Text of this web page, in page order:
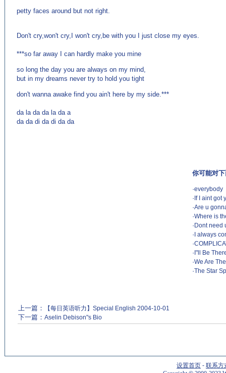
petty faces around but not right.
Don't cry,won't cry,I won't cry,be with you I just close my eyes.
***so far away I can hardly make you mine
so long the day you are always on my mind,
but in my dreams never try to hold you tight
don't wanna awake find you ain't here by my side.***
da la da da la da a
da da di da di da da
你可能对
·everybody
· If I aint got
·Are u
·Where is
· Dont need
· I always
·
· I"ll Be
·We Are
·The Star
上一篇： 【每日英语听力】Special English 2004-10-01
下一篇： Aselin Debison"s Bio
设置首页 - 联系方